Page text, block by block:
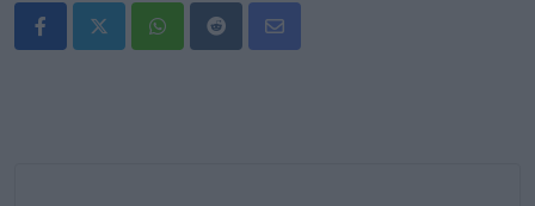
WhatsappRedditShare